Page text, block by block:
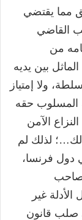
مما يقتضي
القاضي
من
بين يديه
ولا إمتياز
المسلوب حقه
الآمن
لذلك لم
دول فرنسا،
صاحب
غير
صلب قانون